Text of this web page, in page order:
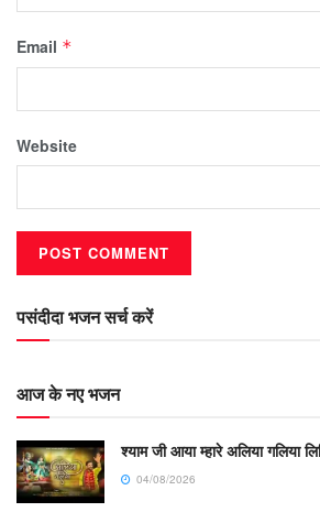
Email *
Website
पसंदीदा भजन सर्च करें
आज के नए भजन
श्याम जी आया म्हारे अलिया गलिया
04/08/2026